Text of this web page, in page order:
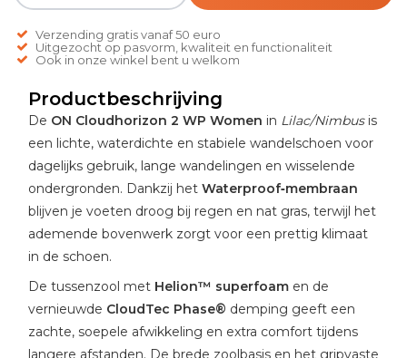
Verzending gratis vanaf 50 euro
Uitgezocht op pasvorm, kwaliteit en functionaliteit
Ook in onze winkel bent u welkom
Productbeschrijving
De ON Cloudhorizon 2 WP Women in Lilac/Nimbusis
een lichte, waterdichte en stabiele wandelschoen voor
dagelijks gebruik, lange wandelingen en wisselende
ondergronden. Dankzij het Waterproof‑membraan
blijven je voeten droog bij regen en nat gras, terwijl het
ademende bovenwerk zorgt voor een prettig klimaat
in de schoen.
De tussenzool met Helion™ superfoam en de
vernieuwde CloudTec Phase® demping geeft een
zachte, soepele afwikkeling en extra comfort tijdens
langere afstanden. De brede zoolbasis en het gripvaste